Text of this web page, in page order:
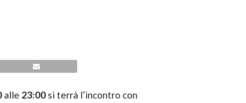
alle 23:00 si terrà l’incontro con